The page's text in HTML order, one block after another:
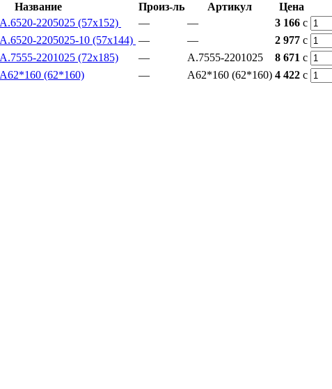
Название Произ-ль Артикул Цена
2205025 (57x152)
— — 3 166 c
2205025-10 (57x144) — — 2 977 c
2201025 (72x185)
— А.7555-2201025 8 671 c
(62*160)
— А62*160 (62*160) 4 422 c